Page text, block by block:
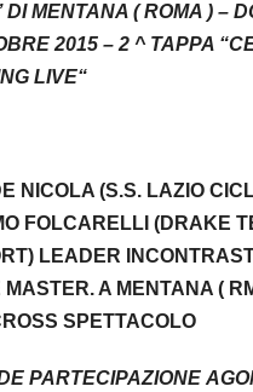
DI MENTANA (ROMA ) –
2015 –2 ^ TAPPA “
LIVE“
NICOLA (S.S. LAZIO
FOLCARELLI (DRAKE
) LEADER
MASTER. A MENTANA (
SPETTACOLO
PARTECIPAZIONE